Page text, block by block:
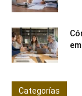
Categorías